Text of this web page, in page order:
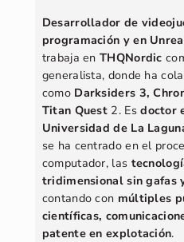
Desarrollador de
programación y en
trabaja enTHQNordic
generalista, donde ha
como Darksiders 3,
Titan Quest 2. Esdoctor
Universidad de La
se ha centrado en el
computador, las
tridimensional sin gafas
contando con múltiples
científicas,
patente en explotación.